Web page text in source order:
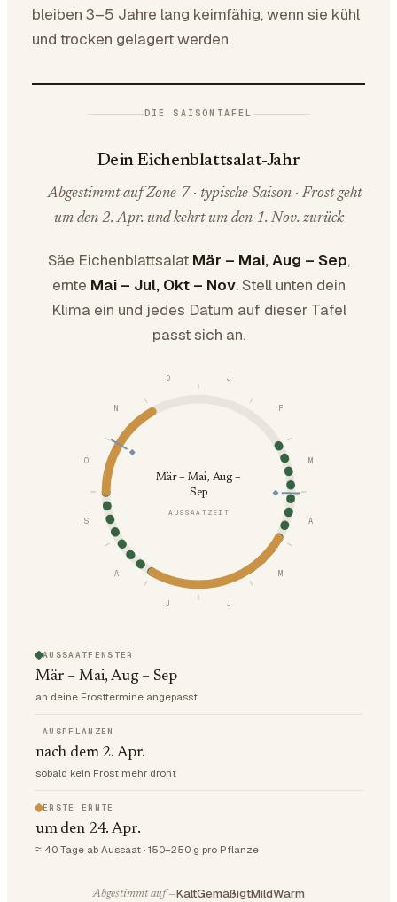
bleiben 3–5 Jahre lang keimfähig, wenn sie kühl
und trocken gelagert werden.
DIE SAISONTAFEL
Dein Eichenblattsalat-Jahr
Abgestimmt auf Zone 7 · typische Saison · Frost geht
um den 2. Apr. und kehrt um den 1. Nov. zurück
Säe Eichenblattsalat Mär – Mai, Aug – Sep,
ernte Mai – Jul, Okt – Nov. Stell unten dein
Klima ein und jedes Datum auf dieser Tafel
passt sich an.
J
F
M
A
M
J
J
A
S
O
N
D
Mär – Mai, Aug –
Sep
AUSSAATZEIT
AUSSAATFENSTER
Mär – Mai, Aug – Sep
an deine Frosttermine angepasst
AUSPFLANZEN
nach dem 2. Apr.
sobald kein Frost mehr droht
ERSTE ERNTE
um den 24. Apr.
≈ 40 Tage ab Aussaat · 150–250 g pro Pflanze
Abgestimmt auf —KaltGemäßigtMildWarm